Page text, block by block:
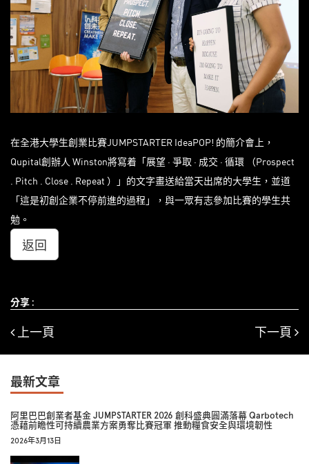
在全港大學生創業比賽JUMPSTARTER IdeaPOP! 的簡介會上，
Qupital創辦人 Winston將寫着「展望 · 爭取 · 成交 · 循環 （Prospect
. Pitch . Close . Repeat ）」的文字畫送給當天出席的大學生，並道
「這是初創企業不停前進的過程」，與一眾有志參加比賽的學生共
勉。
返回
分享 :
上一頁 下一頁
最新文章
阿里巴巴創業者基金 JUMPSTARTER 2026 創科盛典圓滿落幕 Qarbotech
憑藉前瞻性可持續農業方案勇奪比賽冠軍 推動糧食安全與環境韌性
2026年3月13日